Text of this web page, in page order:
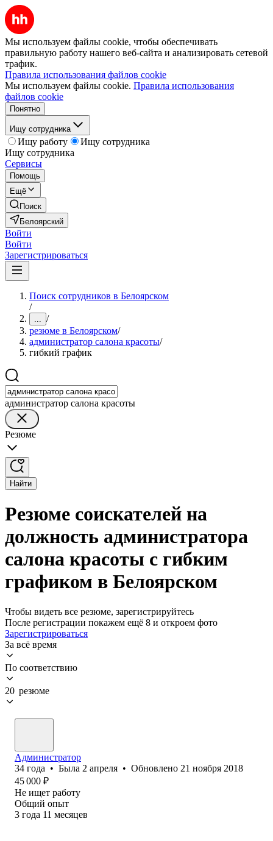
Мы используем файлы cookie, чтобы обеспечивать
правильную работу нашего веб-сайта и анализировать сетевой
трафик.
Правила использования файлов cookie
Мы используем файлы cookie. Правила использования
файлов cookie
Понятно
Ищу сотрудника
Ищу работу
Ищу сотрудника
Ищу сотрудника
Сервисы
Помощь
Ещё
Поиск
Белоярский
Войти
Войти
Зарегистрироваться
Поиск сотрудников в Белоярском
/
... /
резюме в Белоярском/
администратор салона красоты/
гибкий график
администратор салона красоты
Резюме
Найти
Резюме соискателей на
должность администратора
салона красоты с гибким
графиком в Белоярском
Чтобы видеть все резюме, зарегистрируйтесь
После регистрации покажем ещё 8 и откроем фото
Зарегистрироваться
За всё время
По соответствию
20 резюме
Администратор
34 года • Была 2 апреля • Обновлено 21 ноября 2018
45 000 ₽
Не ищет работу
Общий опыт
3 года 11 месяцев